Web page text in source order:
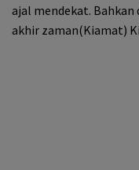
ajal mendekat.
akhir zaman(Kiamat)